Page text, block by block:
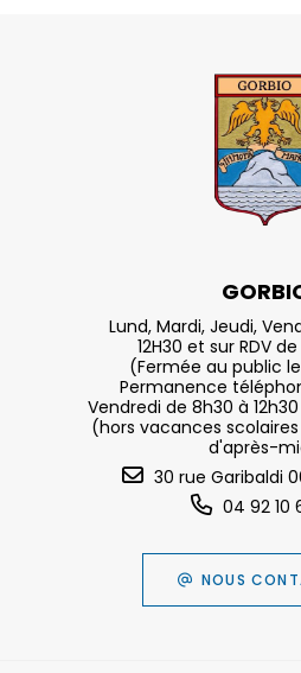
Lund, Mardi, Jeudi,
12H30 et sur RDV de
(Fermée au public
Permanence
Vendredi de 8h30 à 12h30
(hors vacances
d'après-
30 rue Garibaldi
04 92 10
NOUS